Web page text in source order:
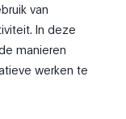
van
In deze
manieren
werken te